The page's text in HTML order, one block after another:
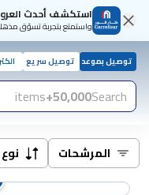
استكشف أحدث
واستمتع بتجربة تسوّق
توصيل بموعد توصيل سريع
Search
50,000+
items
المرشحات نوع